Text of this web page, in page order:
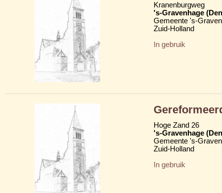
Kranenburgweg
's-Gravenhage
Gemeente 's-
Zuid-Holland
In gebruik
Hoge Zand 26
's-Gravenhage
Gemeente 's-
Zuid-Holland
In gebruik